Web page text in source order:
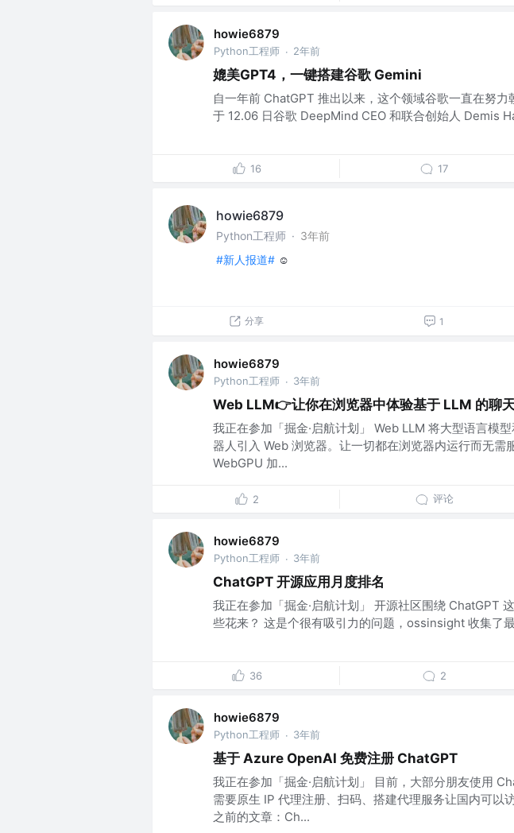
howie6879
Python工程师 · 2年前
媲美GPT4，一键搭建谷歌 Gemini
自一年前 ChatGPT 推出以来，这个领域谷歌一直在努力
于 12.06 日谷歌 DeepMind CEO 和联合创始人 Demis
16 17
howie6879
Python工程师 · 3年前
#新人报道# ☺️
分享 1
howie6879
Python工程师 · 3年前
Web LLM👉让你在浏览器中体验基于 LLM 的聊
我正在参加「掘金·启航计划」 Web LLM 将大型语言模
器人引入 Web 浏览器。让一切都在浏览器内运行而无需
WebGPU 加...
2 评论
howie6879
Python工程师 · 3年前
ChatGPT 开源应用月度排名
我正在参加「掘金·启航计划」 开源社区围绕 ChatGPT
些花来？ 这是个很有吸引力的问题，ossinsight 收集了
36 2
howie6879
Python工程师 · 3年前
基于 Azure OpenAI 免费注册 ChatGPT
我正在参加「掘金·启航计划」 目前，大部分朋友使用
需要原生 IP 代理注册、扫码、搭建代理服务让国内可以
之前的文章：Ch...